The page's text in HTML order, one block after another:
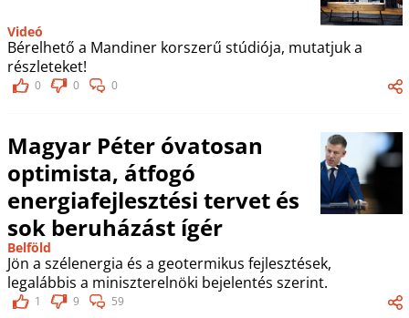
Videó
Bérelhető a Mandiner korszerű stúdiója, mutatjuk a
részleteket!
0 0 0
Magyar Péter óvatosan
optimista, átfogó
energiafejlesztési tervet és
sok beruházást ígér
Belföld
Jön a szélenergia és a geotermikus fejlesztések,
legalábbis a miniszterelnöki bejelentés szerint.
1 9 59